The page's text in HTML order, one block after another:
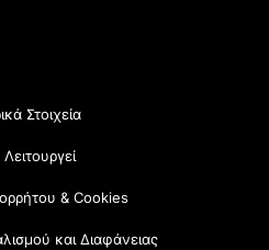
Στοιχεία
& Cookies
και Διαφάνειας